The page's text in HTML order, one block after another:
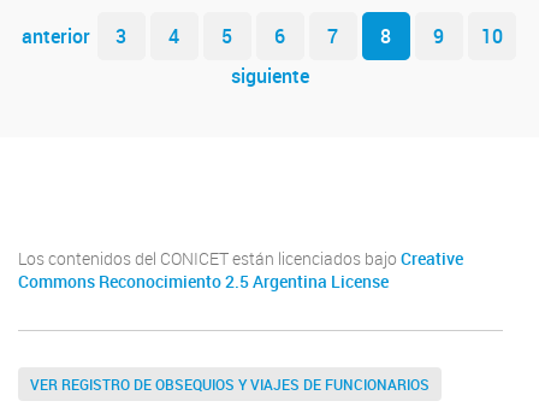
Navegador de artículos
anterior 3 4 5 6 7 8 9
10
siguiente
Los contenidos del CONICET están licenciados bajo Creative
Commons Reconocimiento 2.5 Argentina License
VER REGISTRO DE OBSEQUIOS Y VIAJES DE FUNCIONARIOS